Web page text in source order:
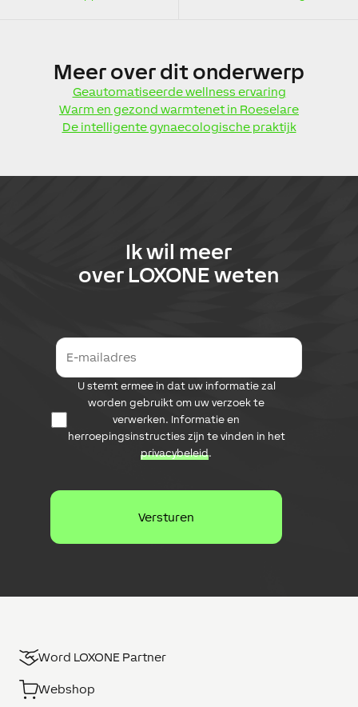
Meerover dit onderwerp
Geautomatiseerde wellness ervaring
Warm en gezond warmtenet in Roeselare
De intelligente gynaecologische praktijk
Ik wil meer
overLOXONEweten
a
i
l
r
s
D
a
t
b
e
e
m
U stemt ermee in dat uw informatie zal
worden gebruikt om uw verzoek te
verwerken. Informatie en
herroepingsinstructies zijn te vinden in het
privacybeleid.
Word LOXONE Partner
Webshop